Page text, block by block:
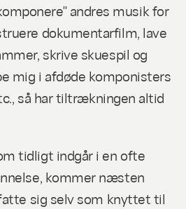
andres musik for
dokumentarfilm, lave
skrive skuespil og
mig i afdøde komponisters
så har tiltrækningen altid
tidligt indgår i en ofte
kommer næsten
sig selv som knyttet til